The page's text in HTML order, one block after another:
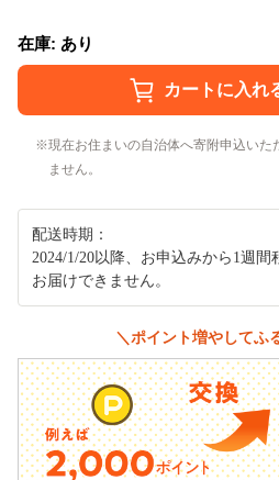
在庫: あり
現在お住まいの自治体へ寄附申込いた
ません。
配送時期：
2024/1/20以降、お申込みから1週
お届けできません。
＼ポイント増やしてふ